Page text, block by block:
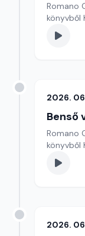
Romano
könyvből
2026.
Benső
Romano
könyvből
2026.